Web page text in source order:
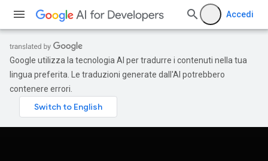
Accedi
Google utilizza la tecnologia AI per tradurre i contenuti nella tua
lingua preferita. Le traduzioni generate dall'AI potrebbero
contenere errori.